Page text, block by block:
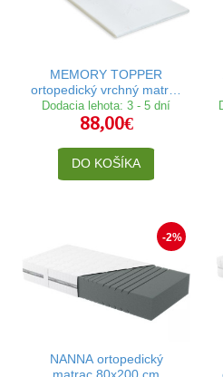
MEMORY TOPPER
ortopedický vrchný matrac
80x200 cm
Dodacia lehota: 3 - 5 dní
88,00€
DO KOŠÍKA
-2%
NANNA ortopedický
matrac 80x200 cm